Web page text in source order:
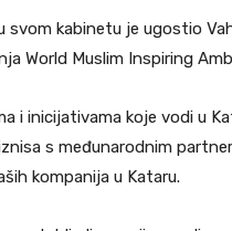
svom kabinetu je ugostio
World Muslim Inspiring
i inicijativama koje vodi u
s međunarodnim
kompanija u Kataru.